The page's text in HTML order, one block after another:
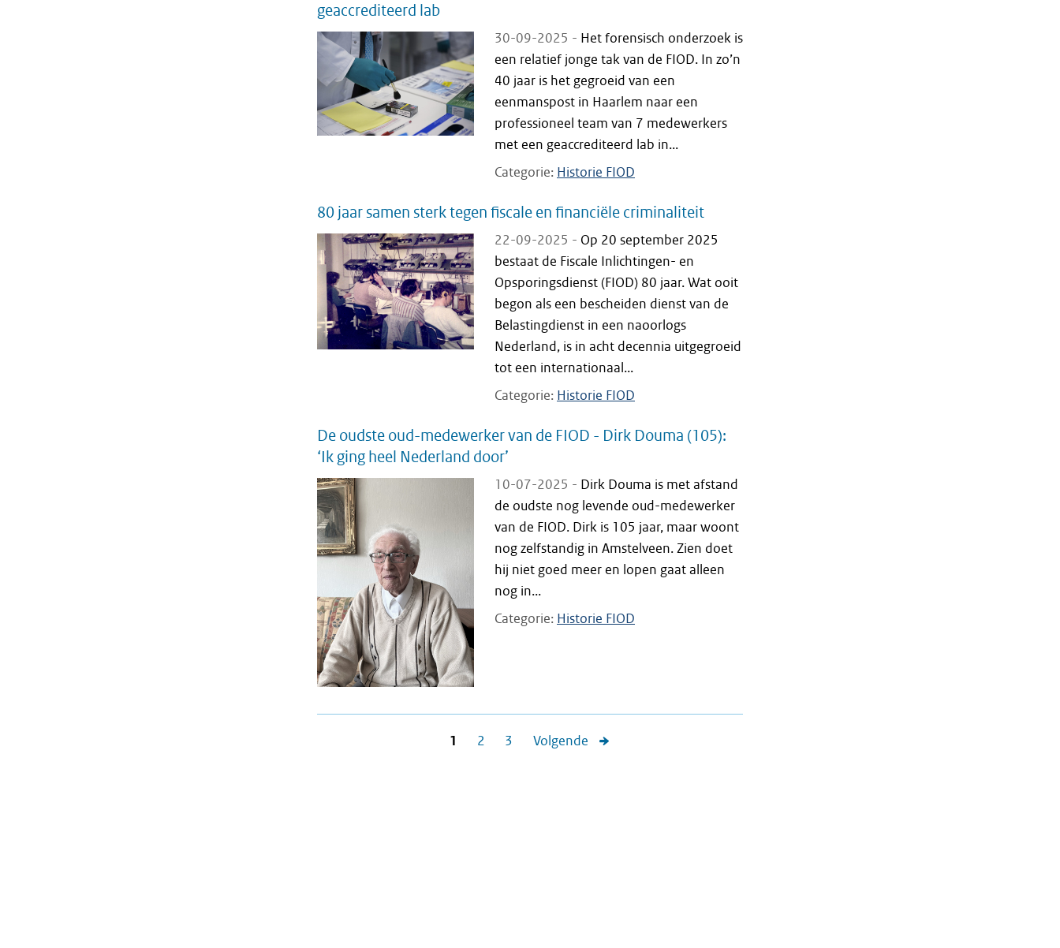
geaccrediteerd lab
30-09-2025 - Het forensisch onderzoek is
een relatief jonge tak van de FIOD. In zo’n
40 jaar is het gegroeid van een
eenmanspost in Haarlem naar een
professioneel team van 7 medewerkers
met een geaccrediteerd lab in...
Categorie Historie FIOD
80 jaar samen sterk tegen fiscale en financiële criminaliteit
22-09-2025 - Op 20 september 2025
bestaat de Fiscale Inlichtingen- en
Opsporingsdienst (FIOD) 80 jaar. Wat ooit
begon als een bescheiden dienst van de
Belastingdienst in een naoorlogs
Nederland, is in acht decennia uitgegroeid
tot een internationaal...
Categorie Historie FIOD
De oudste oud-medewerker van de FIOD - Dirk Douma (105):
‘Ik ging heel Nederland door’
10-07-2025 - Dirk Douma is met afstand
de oudste nog levende oud-medewerker
van de FIOD. Dirk is 105 jaar, maar woont
nog zelfstandig in Amstelveen. Zien doet
hij niet goed meer en lopen gaat alleen
nog in...
Categorie Historie FIOD
1 2 3 Volgende